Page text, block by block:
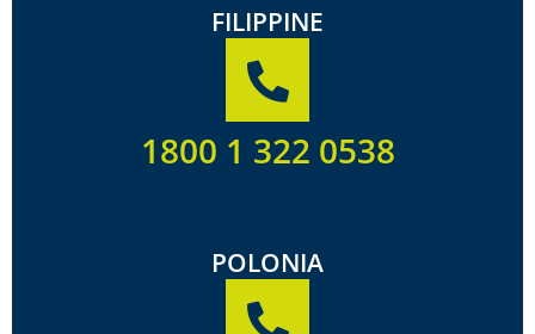
FILIPPINE
1800 1 322 0538
POLONIA